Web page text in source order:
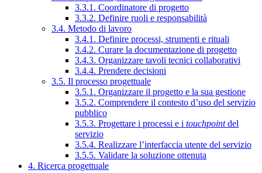
3.3.1. Coordinatore di progetto
3.3.2. Definire ruoli e responsabilità
3.4. Metodo di lavoro
3.4.1. Definire processi, strumenti e rituali
3.4.2. Curare la documentazione di progetto
3.4.3. Organizzare tavoli tecnici collaborativi
3.4.4. Prendere decisioni
3.5. Il processo progettuale
3.5.1. Organizzare il progetto e la sua gestione
3.5.2. Comprendere il contesto d’uso del servizio
pubblico
3.5.3. Progettare i processi e i touchpointdel
servizio
3.5.4. Realizzare l’interfaccia utente del servizio
3.5.5. Validare la soluzione ottenuta
4. Ricerca progettuale